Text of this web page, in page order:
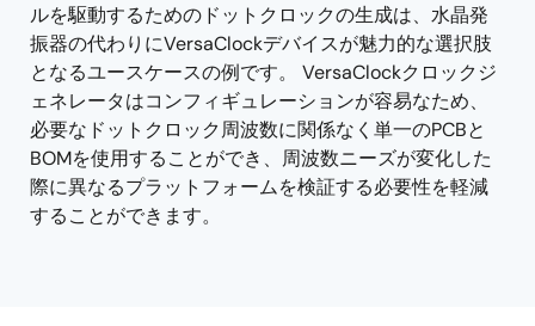
ルを駆動するためのドットクロックの生成は、水晶発
振器の代わりにVersaClockデバイスが魅力的な選択肢
となるユースケースの例です。 VersaClockクロックジ
ェネレータはコンフィギュレーションが容易なため、
必要なドットクロック周波数に関係なく単一のPCBと
BOMを使用することができ、周波数ニーズが変化した
際に異なるプラットフォームを検証する必要性を軽減
することができます。